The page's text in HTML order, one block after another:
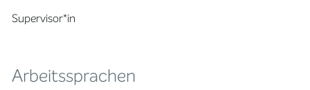
Supervisor*in
Arbeitssprachen